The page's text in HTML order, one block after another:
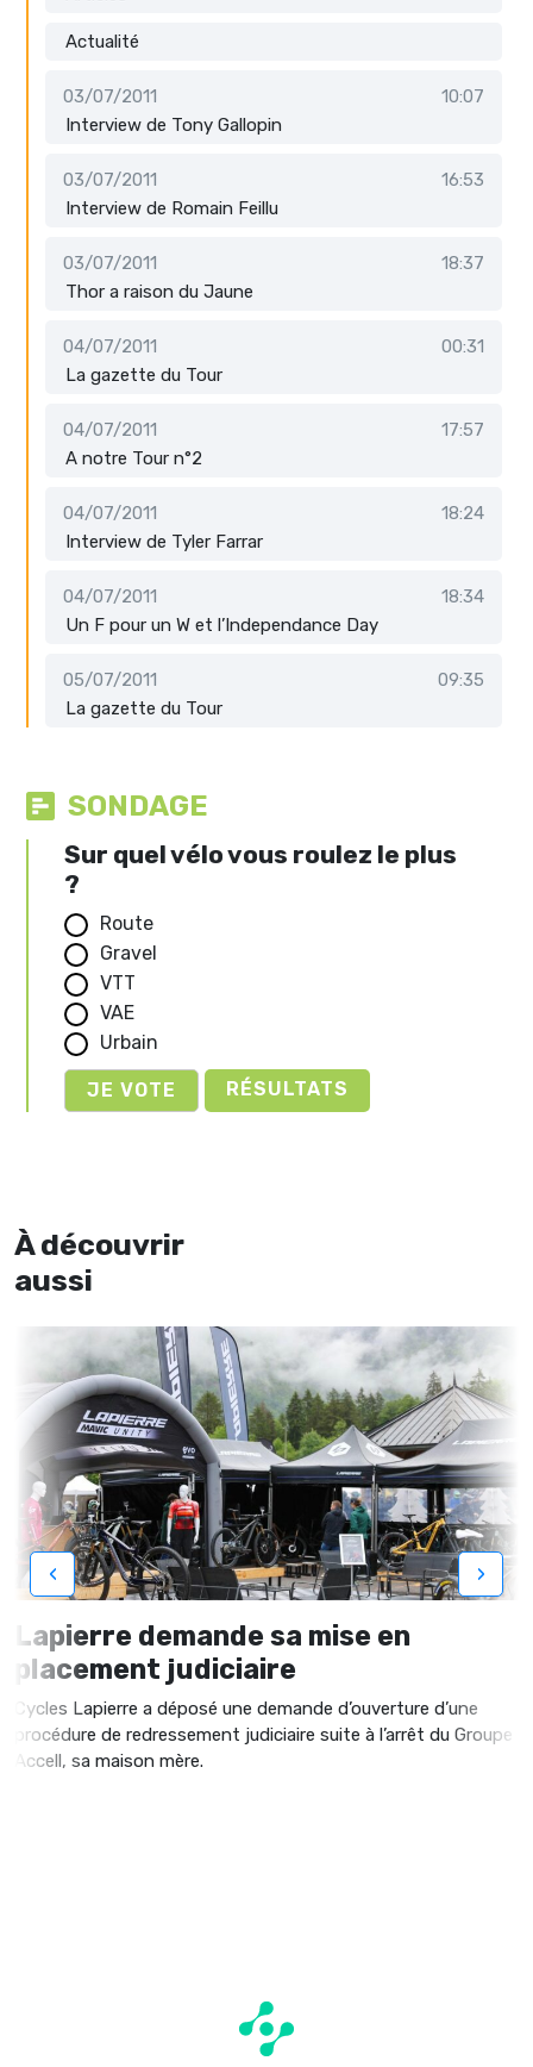
Actualité
03/07/2011
10:07
Interview de Tony Gallopin
03/07/2011
16:53
Interview de Romain Feillu
03/07/2011
18:37
Thor a raison du Jaune
04/07/2011
00:31
La gazette du Tour
04/07/2011
17:57
A notre Tour n°2
04/07/2011
18:24
Interview de Tyler Farrar
04/07/2011
18:34
Un F pour un W et l’Independance Day
05/07/2011
09:35
La gazette du Tour
SONDAGE
Sur quel vélo vous roulez le plus
?
Route
Gravel
VTT
VAE
Urbain
RÉSULTATS
À découvrir
aussi
Lapierre demande sa mise en
placement judiciaire
Cycles Lapierre a déposé une demande d’ouverture d’une
procédure de redressement judiciaire suite à l’arrêt du Groupe
Accell, sa maison mère.
‹ ›